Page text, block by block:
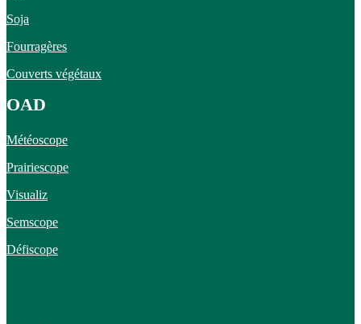
Soja
Fourragères
Couverts végétaux
OAD
Météoscope
Prairiescope
Visualiz
Semscope
Défiscope